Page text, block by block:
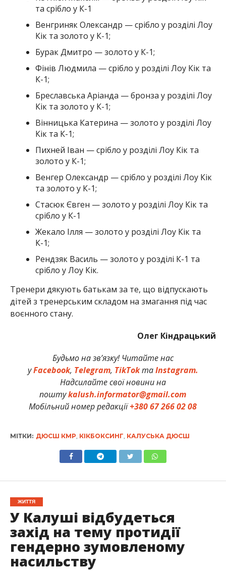
та срібло у К-1
Венгриняк Олександр — срібло у розділі Лоу
Кік та золото у К-1;
Бурак Дмитро — золото у К-1;
Фінів Людмила — срібло у розділі Лоу Кік та
К-1;
Бреславська Аріанда — бронза у розділі Лоу
Кік та золото у К-1;
Вінницька Катерина — золото у розділі Лоу
Кік та К-1;
Пихней Іван — срібло у розділі Лоу Кік та
золото у К-1;
Венгер Олександр — срібло у розділі Лоу Кік
та золото у К-1;
Стасюк Євген — золото у розділі Лоу Кік та
срібло у К-1
Жекало Ілля — золото у розділі Лоу Кік та
К-1;
Рендзяк Василь — золото у розділі К-1 та
срібло у Лоу Кік.
Тренери дякують батькам за те, що відпускають
дітей з тренерським складом на змагання під час
воєнного стану.
Олег Кіндрацький
Будьмо на зв’язку! Читайте нас
уFacebook, Telegram, TikTokтаInstagram.
Надсилайте свої новини на
поштуkalush.informator@gmail.com
Мобільний номер редакції+380 67 266 02 08
МІТКИ: ДЮСШ КМР КІКБОКСИНГ КАЛУСЬКА ДЮСШ
ЖИТТЯ
У Калуші відбудеться
захід на тему протидії
гендерно зумовленому
насильству